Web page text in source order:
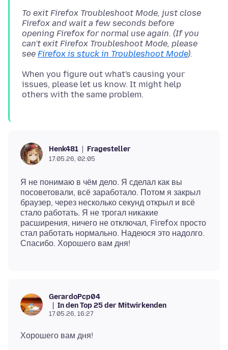
To exit Firefox Troubleshoot Mode, just close
Firefox and wait a few seconds before
opening Firefox for normal use again. (If you
can't exit Firefox Troubleshoot Mode, please
see Firefox is stuck in Troubleshoot Mode).
When you figure out what's causing your
issues, please let us know. It might help
Henk481 Fragesteller
17.05.26, 02:05
Я не понимаю в чём дело. Я сделал как вы
посоветовали, всё заработало. Потом я закрыл
браузер, через несколько секунд открыл и всё
стало работать. Я не трогал никакие
расширения, ничего не отключал, Firefox просто
стал работать нормально. Надеюся это надолго.
GerardoPcp04
In den Top 25 der Mitwirkenden
17.05.26, 16:27